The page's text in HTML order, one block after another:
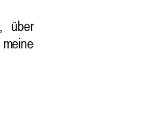
über
meine